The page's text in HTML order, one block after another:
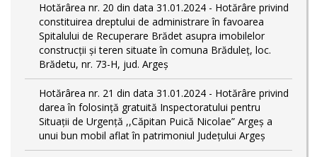
Hotărârea nr. 20 din data 31.01.2024 - Hotărâre privind
constituirea dreptului de administrare în favoarea
Spitalului de Recuperare Brădet asupra imobilelor
construcții și teren situate în comuna Brăduleț, loc.
Brădetu, nr. 73-H, jud. Argeș
Hotărârea nr. 21 din data 31.01.2024 - Hotărâre privind
darea în folosință gratuită Inspectoratului pentru
Situații de Urgență ,,Căpitan Puică Nicolae” Argeș a
unui bun mobil aflat în patrimoniul Județului Argeș